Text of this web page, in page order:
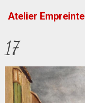
Atelier Empreinte
17